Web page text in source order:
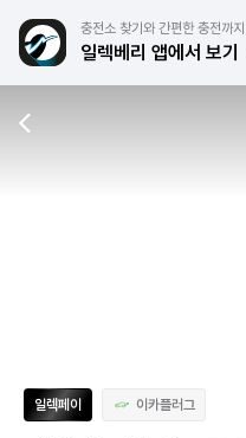
충전소 찾기와 간편한 충전까
일렉베리 앱에서 보기
일렉페이 이카플러그